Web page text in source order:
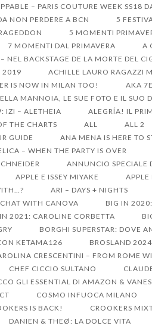
– PARIS COUTURE WEEK SS18
NON PERDERE A BCN 5
5 MOMENTI
7 MOMENTI DAL PRIMAVERA
A
NEL BACKSTAGE DE LA MORTE DEL
2019
ACHILLE LAURO RAGAZZI
IS NOW IN MILAN TOO!
AKA
MANNOIA, LE SUE FOTO E IL SUO
IZI – ALETHEIA
ALEGRÍA! IL
THE CHARTS ALL ALL 2
GUIDE
ANA MENA IS HERE TO
– WHEN THE PARTY IS OVER
ANNUNCIO SPECIALE
APPLE E ISSEY MIYAKE
APPLE
ARI – DAYS + NIGHTS
WITH CANOVA
BIG IN
2021: CAROLINE CORBETTA
BORGHI SUPERSTAR: DOVE
KETAMA126 BROSLAND 2024
CRESCENTINI – FROM ROME
CHEF CICCIO SULTANO
GLI ESSENTIAL DI AMAZON &
COSMO INFUOCA MILANO
IS BACK!
CROOKERS
DANIEN & THEØ: LA DOLCE VITA